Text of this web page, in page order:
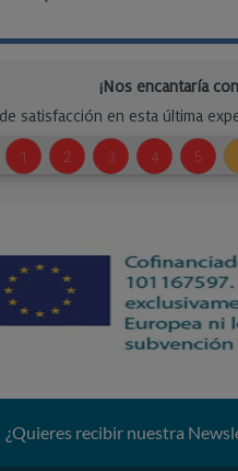
¿Quieres recibir nuestra